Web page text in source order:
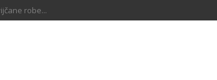
robe...